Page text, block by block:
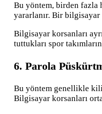
Bu yöntem, birden fazla
yararlanır. Bir
Bilgisayar korsanları
tuttukları spor
6. Parola
Bu yöntem genellikle
Bilgisayar korsanları